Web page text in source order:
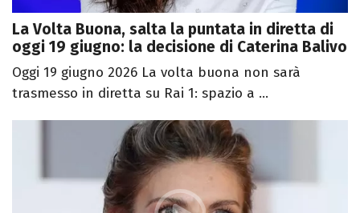
La Volta Buona, salta la puntata in diretta di
oggi 19 giugno: la decisione di Caterina Balivo
Oggi 19 giugno 2026 La volta buona non sarà
trasmesso in diretta su Rai 1: spazio a ...